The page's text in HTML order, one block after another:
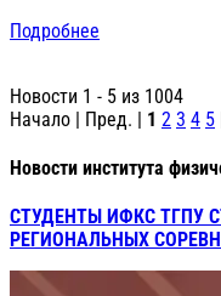
Подробнее
Новости 1 - 5 из 1004
Начало | Пред. | 1 2 3 4 5
Новости института
СТУДЕНТЫ ИФКС ТГПУ
РЕГИОНАЛЬНЫХ